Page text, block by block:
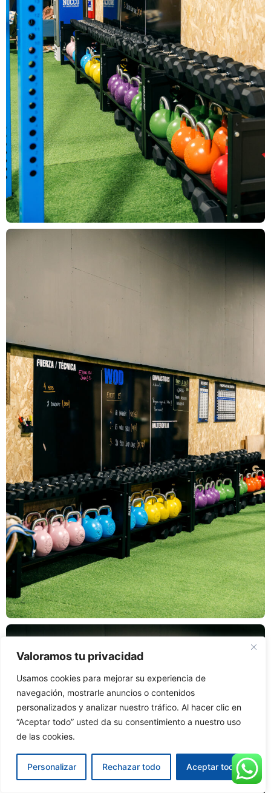
Valoramos tu privacidad
Usamos cookies para mejorar su experiencia de
navegación, mostrarle anuncios o contenidos
personalizados y analizar nuestro tráfico. Al hacer clic en
“Aceptar todo” usted da su consentimiento a nuestro uso
de las cookies.
Personalizar Rechazar todo Aceptar todo